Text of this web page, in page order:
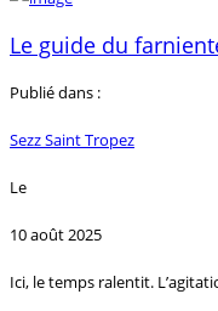
Le guide du
Publié dans :
Sezz Saint Tropez
Le
10 août 2025
Ici, le temps ralentit.